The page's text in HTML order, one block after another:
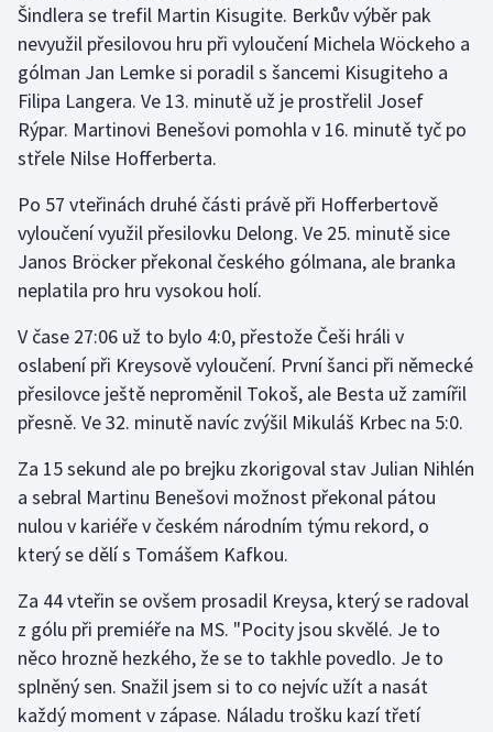
Ostatní
Šindlera se trefil Martin Kisugite. Berkův výběr pak
nevyužil přesilovou hru při vyloučení Michela Wöckeho a
gólman Jan Lemke si poradil s šancemi Kisugiteho a
Filipa Langera. Ve 13. minutě už je prostřelil Josef
Rýpar. Martinovi Benešovi pomohla v 16. minutě tyč po
střele Nilse Hofferberta.
Po 57 vteřinách druhé části právě při Hofferbertově
vyloučení využil přesilovku Delong. Ve 25. minutě sice
Janos Bröcker překonal českého gólmana, ale branka
neplatila pro hru vysokou holí.
V čase 27:06 už to bylo 4:0, přestože Češi hráli v
oslabení při Kreysově vyloučení. První šanci při německé
přesilovce ještě neproměnil Tokoš, ale Besta už zamířil
přesně. Ve 32. minutě navíc zvýšil Mikuláš Krbec na 5:0.
Za 15 sekund ale po brejku zkorigoval stav Julian Nihlén
a sebral Martinu Benešovi možnost překonal pátou
nulou v kariéře v českém národním týmu rekord, o
který se dělí s Tomášem Kafkou.
Za 44 vteřin se ovšem prosadil Kreysa, který se radoval
z gólu při premiéře na MS. "Pocity jsou skvělé. Je to
něco hrozně hezkého, že se to takhle povedlo. Je to
splněný sen. Snažil jsem si to co nejvíc užít a nasát
každý moment v zápase. Náladu trošku kazí třetí